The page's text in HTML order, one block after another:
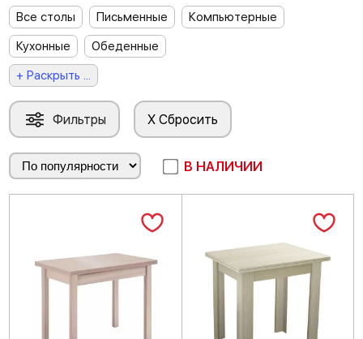
Все столы Письменные
Компьютерные
Кухонные
Обеденные
+ Раскрыть ...
Фильтры X Сбросить
В НАЛИЧИИ